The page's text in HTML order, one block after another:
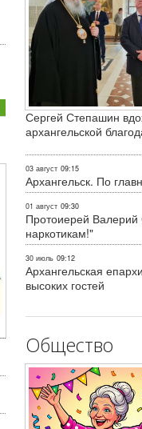
Сергей Степашин
архангельской
03 август 09:15
Архангельск. По
01 август 09:30
Протоиерей Валерий
наркотикам!"
30 июль 09:12
Архангельская
высоких гостей
Общество